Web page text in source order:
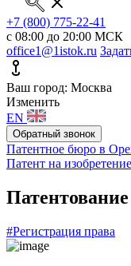
+7 (800) 775-22-41
с 08:00 до 20:00 МСК
office1@1istok.ru
Ваш город: Москва
Изменить
EN
Обратный звонок
Патентное бюро в
Патент на изобретение
#Регистрация права